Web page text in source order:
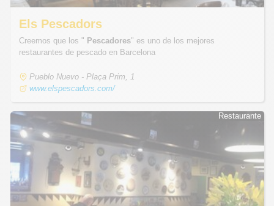
Els Pescadors
Creemos que los " Pescadores" es uno de los mejores
restaurantes de pescado en Barcelona
Pueblo Nuevo - Plaça Prim, 1
www.elspescadors.com/
Restaurante
Restaurante